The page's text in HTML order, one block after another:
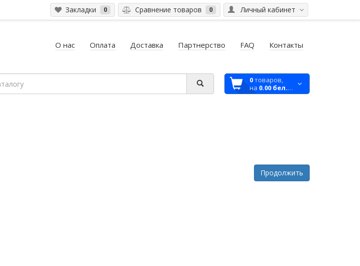
Личный кабинет
Закладки 0 Сравнение товаров 0
О нас Оплата Доставка Партнерство FAQ Контакты
0товаров,
на 0.00 бел.руб
Продолжить